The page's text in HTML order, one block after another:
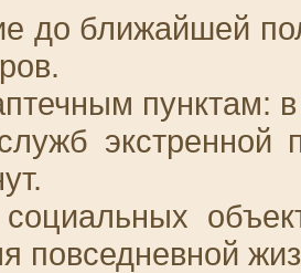
до ближайшей
пунктам:
социальных
повседневной